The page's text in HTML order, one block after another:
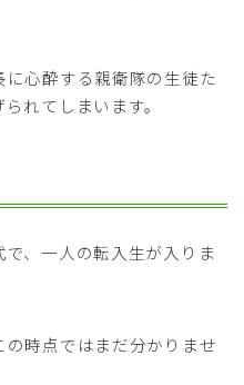
心酔する親衛隊の生徒た
れてしまいます。
、一人の転入生が入りま
時点ではまだ分かりませ